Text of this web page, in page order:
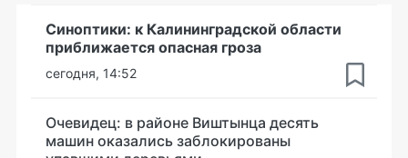
Синоптики: к Калининградской области
приближается опасная гроза
сегодня, 14:52
Очевидец: в районе Виштынца десять
машин оказались заблокированы